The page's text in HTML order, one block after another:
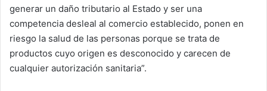
generar un daño tributario al Estado y ser una
competencia desleal al comercio establecido, ponen en
riesgo la salud de las personas porque se trata de
productos cuyo origen es desconocido y carecen de
cualquier autorización sanitaria”.